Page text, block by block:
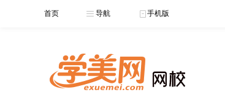
首页 导航 手机版